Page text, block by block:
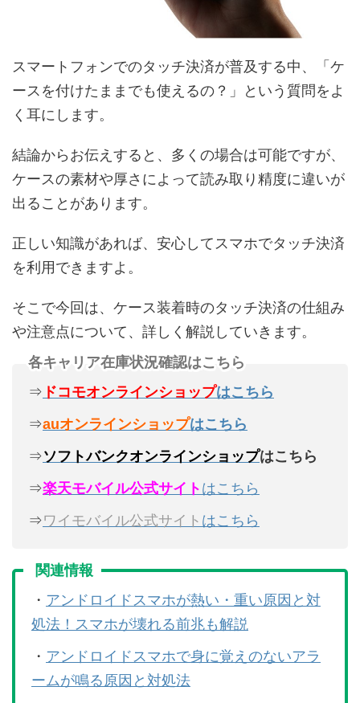
スマートフォンでのタッチ決済が普及する中、「ケ
ースを付けたままでも使えるの？」という質問をよ
く耳にします。
結論からお伝えすると、多くの場合は可能ですが、
ケースの素材や厚さによって読み取り精度に違いが
出ることがあります。
正しい知識があれば、安心してスマホでタッチ決済
を利用できますよ。
そこで今回は、ケース装着時のタッチ決済の仕組み
や注意点について、詳しく解説していきます。
各キャリア在庫状況確認はこちら
⇒ ドコモオンラインショップはこちら
⇒auオンラインショップはこちら
⇒ソフトバンクオンラインショップはこちら
⇒楽天モバイル公式サイト はこちら
⇒ワイモバイル公式サイト はこちら
関連情報
・ アンドロイドスマホが熱い・重い原因と対
処法！スマホが壊れる前兆も解説
・ アンドロイドスマホで身に覚えのないアラ
ームが鳴る原因と対処法